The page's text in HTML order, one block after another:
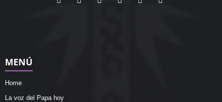
MENÚ
Home
La voz del Papa hoy